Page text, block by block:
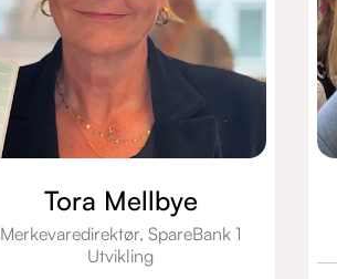
Tora Mellbye
Merkevaredirektør, SpareBank 1
Utvikling